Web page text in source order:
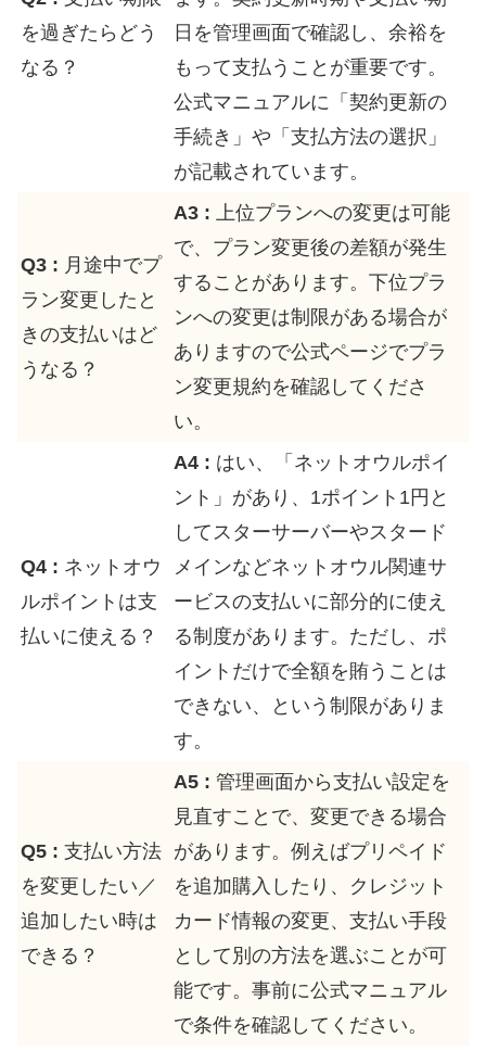
を過ぎたらどう
なる？
日を管理画面で確認し、余裕を
もって支払うことが重要です。
公式マニュアルに「契約更新の
手続き」や「支払方法の選択」
が記載されています。
Q3 : 月途中でプ
ラン変更したと
きの支払いはど
うなる？
A3 : 上位プランへの変更は可能
で、プラン変更後の差額が発生
することがあります。下位プラ
ンへの変更は制限がある場合が
ありますので公式ページでプラ
ン変更規約を確認してくださ
い。
Q4 : ネットオウ
ルポイントは支
払いに使える？
A4 : はい、「ネットオウルポイ
ント」があり、1ポイント1円と
してスターサーバーやスタード
メインなどネットオウル関連サ
ービスの支払いに部分的に使え
る制度があります。ただし、ポ
イントだけで全額を賄うことは
できない、という制限がありま
す。
Q5 : 支払い方法
を変更したい／
追加したい時は
できる？
A5 : 管理画面から支払い設定を
見直すことで、変更できる場合
があります。例えばプリペイド
を追加購入したり、クレジット
カード情報の変更、支払い手段
として別の方法を選ぶことが可
能です。事前に公式マニュアル
で条件を確認してください。